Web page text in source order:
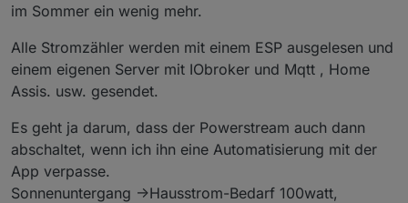
im Sommer ein wenig mehr.
Alle Stromzähler werden mit einem ESP ausgelesen und
einem eigenen Server mit IObroker und Mqtt , Home
Assis. usw. gesendet.
Es geht ja darum, dass der Powerstream auch dann
abschaltet, wenn ich ihn eine Automatisierung mit der
App verpasse.
Sonnenuntergang ->Hausstrom-Bedarf 100watt,